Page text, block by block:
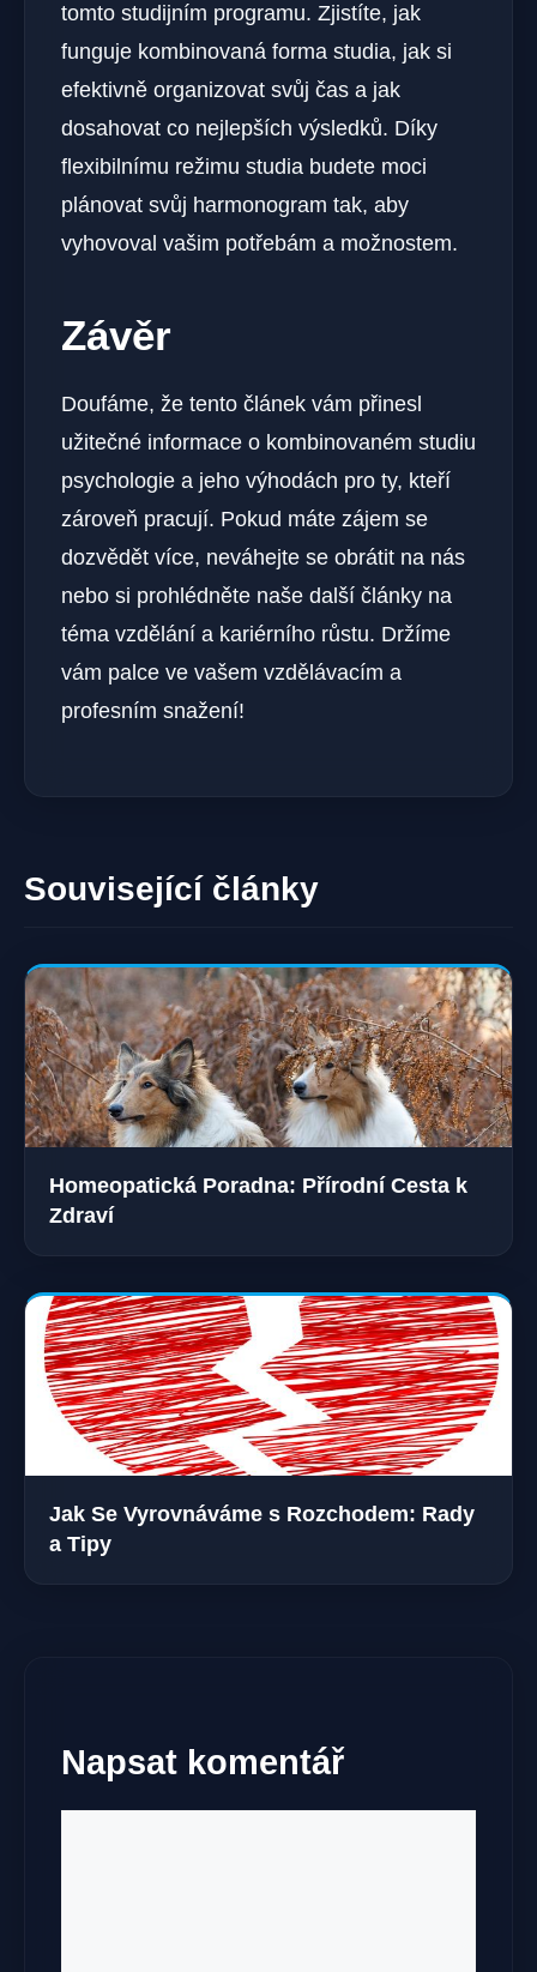
tomto studijním programu. Zjistíte, jak
funguje kombinovaná forma studia, jak si
efektivně organizovat svůj čas a jak
dosahovat co nejlepších výsledků. Díky
flexibilnímu režimu studia budete moci
plánovat svůj harmonogram tak, aby
vyhovoval vašim potřebám a možnostem.
Závěr
Doufáme, že tento článek vám přinesl
užitečné informace o kombinovaném studiu
psychologie a jeho výhodách pro ty, kteří
zároveň pracují. Pokud máte zájem se
dozvědět více, neváhejte se obrátit na nás
nebo si prohlédněte naše další články na
téma vzdělání a kariérního růstu. Držíme
vám palce ve vašem vzdělávacím a
profesním snažení!
Související články
Homeopatická Poradna: Přírodní Cesta k
Zdraví
Jak Se Vyrovnáváme s Rozchodem: Rady
a Tipy
Napsat komentář